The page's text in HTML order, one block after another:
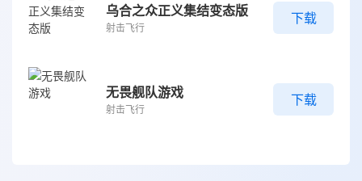
乌合之众正义集结变态版
射击飞行
下载
无畏舰队游戏
射击飞行
下载